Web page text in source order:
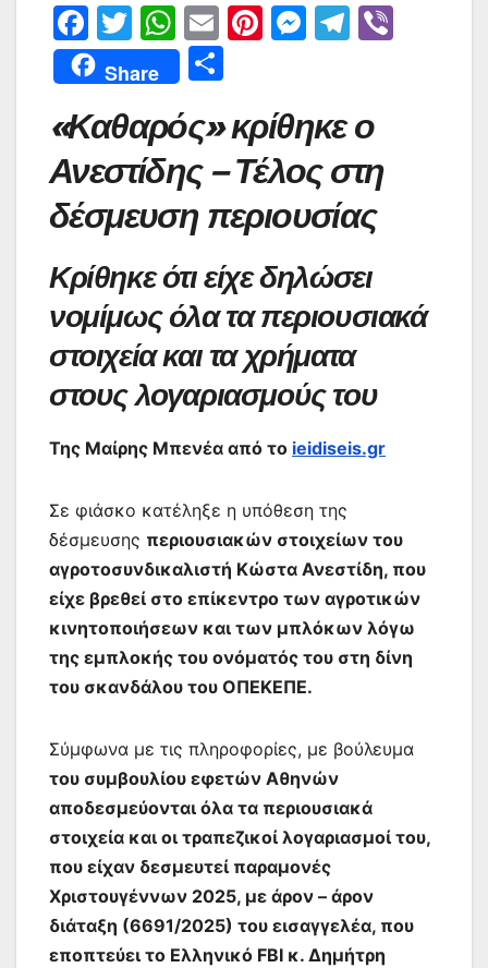
F
a
c
e
b
o
o
k
T
w
itt
er
W
h
at
s
A
p
p
E
m
ai
l
Pi
e
st
M
s
e
n
g
er
T
gr
a
m
Share
ρ
α
σ
τε
ίτ
ε
«Καθαρός» κρίθηκε ο
Ανεστίδης – Τέλος στη
δέσμευση περιουσίας
Κρίθηκε ότι είχε δηλώσει
νομίμως όλα τα περιουσιακά
στοιχεία και τα χρήματα
στους λογαριασμούς του
Της Μαίρης Μπενέα από το ieidiseis.gr
Σε φιάσκο κατέληξε η υπόθεση της
δέσμευσης περιουσιακών στοιχείων του
αγροτοσυνδικαλιστή Κώστα Ανεστίδη, που
είχε βρεθεί στο επίκεντρο των αγροτικών
κινητοποιήσεων και των μπλόκων λόγω
της εμπλοκής του ονόματός του στη δίνη
του σκανδάλου του ΟΠΕΚΕΠΕ.
Σύμφωνα με τις πληροφορίες, με βούλευμα
του συμβουλίου εφετών Αθηνών
αποδεσμεύονται όλα τα περιουσιακά
στοιχεία και οι τραπεζικοί λογαριασμοί του,
που είχαν δεσμευτεί παραμονές
Χριστουγέννων 2025, με άρον – άρον
διάταξη (6691/2025) του εισαγγελέα, που
εποπτεύει το Ελληνικό FBI κ. Δημήτρη